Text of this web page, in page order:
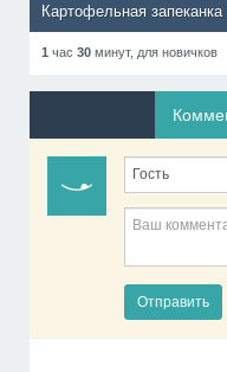
Картофельная
1 час 30 минут, для новичков
Отправить